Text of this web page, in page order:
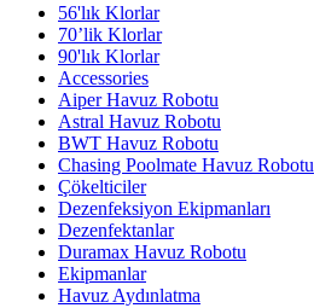
56'lık Klorlar
70’lik Klorlar
90'lık Klorlar
Accessories
Aiper Havuz Robotu
Astral Havuz Robotu
BWT Havuz Robotu
Chasing Poolmate Havuz Robotu
Çökelticiler
Dezenfeksiyon Ekipmanları
Dezenfektanlar
Duramax Havuz Robotu
Ekipmanlar
Havuz Aydınlatma